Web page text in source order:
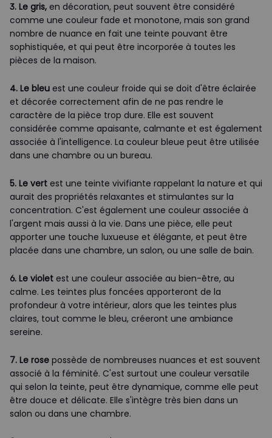
3. Le gris, en décoration, peut souvent être considéré
comme une couleur fade et monotone, mais son grand
nombre de nuance en fait une teinte pouvant être
sophistiquée, et qui peut être incorporée à toutes les
pièces de la maison.
4. Le bleu est une couleur froide qui se doit d'être éclairée
et décorée correctement afin de ne pas rendre le
caractère de la pièce trop dure. Elle est souvent
considérée comme apaisante, calmante et est également
associée à l'intelligence. La couleur bleue peut être utilisée
dans une chambre ou un bureau.
5. Le vert est une teinte vivifiante rappelant la nature et qui
aurait des propriétés relaxantes et stimulantes sur la
concentration. C'est également une couleur associée à
l'argent mais aussi à la vie. Dans une pièce, elle peut
apporter une touche luxueuse et élégante, et peut être
placée dans une chambre, un salon, ou une salle de bain.
6. Le violet est une couleur associée au bien-être, au
calme. Les teintes plus foncées apporteront de la
profondeur à votre intérieur, alors que les teintes plus
claires, tout comme le bleu, créeront une ambiance
sereine.
7. Le rose possède de nombreuses nuances et est souvent
associé à la féminité. C'est surtout une couleur versatile
qui selon la teinte, peut être dynamique, comme elle peut
être douce et délicate. Elle s'intègre très bien dans un
salon ou dans une chambre.